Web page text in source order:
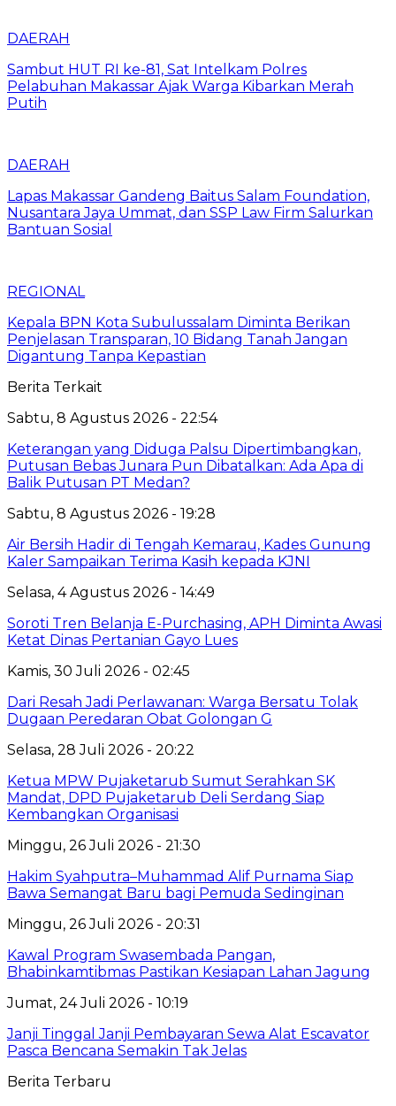
DAERAH
Sambut HUT RI ke-81, Sat Intelkam Polres
Pelabuhan Makassar Ajak Warga Kibarkan Merah
Putih
DAERAH
Lapas Makassar Gandeng Baitus Salam Foundation,
Nusantara Jaya Ummat, dan SSP Law Firm Salurkan
Bantuan Sosial
REGIONAL
Kepala BPN Kota Subulussalam Diminta Berikan
Penjelasan Transparan, 10 Bidang Tanah Jangan
Digantung Tanpa Kepastian
Berita Terkait
Sabtu, 8 Agustus 2026 - 22:54
Keterangan yang Diduga Palsu Dipertimbangkan,
Putusan Bebas Junara Pun Dibatalkan: Ada Apa di
Balik Putusan PT Medan?
Sabtu, 8 Agustus 2026 - 19:28
Air Bersih Hadir di Tengah Kemarau, Kades Gunung
Kaler Sampaikan Terima Kasih kepada KJNI
Selasa, 4 Agustus 2026 - 14:49
Soroti Tren Belanja E-Purchasing, APH Diminta Awasi
Ketat Dinas Pertanian Gayo Lues
Kamis, 30 Juli 2026 - 02:45
Dari Resah Jadi Perlawanan: Warga Bersatu Tolak
Dugaan Peredaran Obat Golongan G
Selasa, 28 Juli 2026 - 20:22
Ketua MPW Pujaketarub Sumut Serahkan SK
Mandat, DPD Pujaketarub Deli Serdang Siap
Kembangkan Organisasi
Minggu, 26 Juli 2026 - 21:30
Hakim Syahputra–Muhammad Alif Purnama Siap
Bawa Semangat Baru bagi Pemuda Sedinginan
Minggu, 26 Juli 2026 - 20:31
Kawal Program Swasembada Pangan,
Bhabinkamtibmas Pastikan Kesiapan Lahan Jagung
Jumat, 24 Juli 2026 - 10:19
Janji Tinggal Janji Pembayaran Sewa Alat Escavator
Pasca Bencana Semakin Tak Jelas
Berita Terbaru